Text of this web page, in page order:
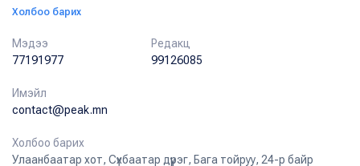
Холбоо барих
Мэдээ
77191977
Редакц
99126085
Имэйл
contact@peak.mn
Холбоо барих
Улаанбаатар хот, Сүхбаатар дүүрэг, Бага тойруу, 24-р байр